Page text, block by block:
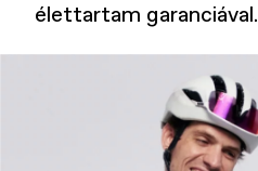
élettartam garanciával.